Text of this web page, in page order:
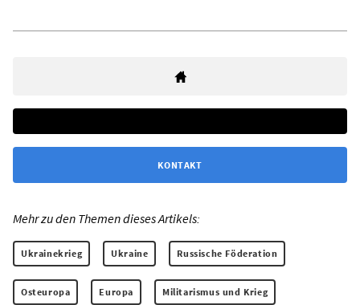
KONTAKT
Mehr zu den Themen dieses Artikels:
Ukrainekrieg Ukraine Russische Föderation
Osteuropa Europa Militarismus und Krieg